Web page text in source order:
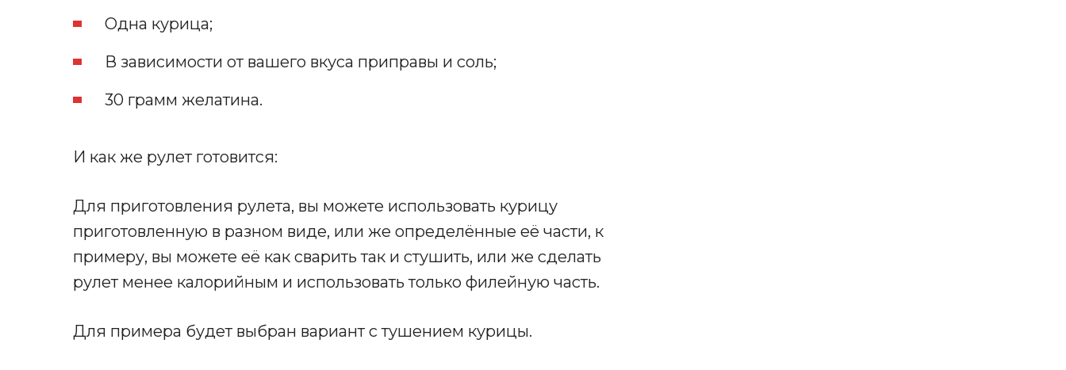
Одна курица;
В зависимости от вашего вкуса приправы и соль;
30 грамм желатина.
И как же рулет готовится:
Для приготовления рулета, вы можете использовать курицу
приготовленную в разном виде, или же определённые её части, к
примеру, вы можете её как сварить так и стушить, или же сделать
рулет менее калорийным и использовать только филейную часть.
Для примера будет выбран вариант с тушением курицы.